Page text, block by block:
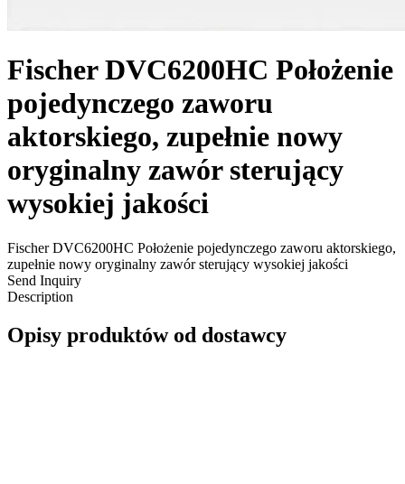
Fischer DVC6200HC Położenie
pojedynczego zaworu
aktorskiego, zupełnie nowy
oryginalny zawór sterujący
wysokiej jakości
Fischer DVC6200HC Położenie pojedynczego zaworu aktorskiego,
zupełnie nowy oryginalny zawór sterujący wysokiej jakości
Send Inquiry
Description
Opisy produktów od dostawcy